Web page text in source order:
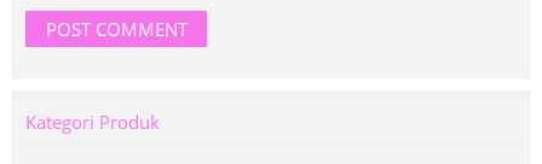
Kategori Produk